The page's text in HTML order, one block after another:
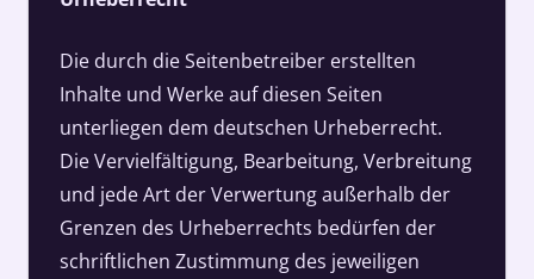
Die durch die Seitenbetreiber erstellten
Inhalte und Werke auf diesen Seiten
unterliegen dem deutschen Urheberrecht.
Die Vervielfältigung, Bearbeitung, Verbreitung
und jede Art der Verwertung außerhalb der
Grenzen des Urheberrechts bedürfen der
schriftlichen Zustimmung des jeweiligen